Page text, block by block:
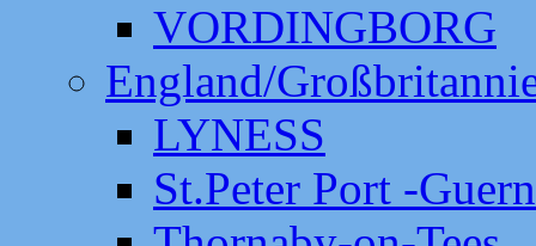
VORDINGBORG
England/
LYNESS
St.Peter Port -